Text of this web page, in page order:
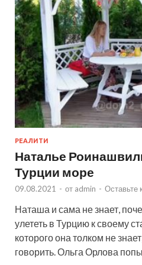
РЕАЛИТИ
Наталье
Турции море
09.08.2021 - от admin - Оставьте
Наташа и сама не знает,
улететь в Турцию к своему
которого она толком не
говорить. Ольга Орлова